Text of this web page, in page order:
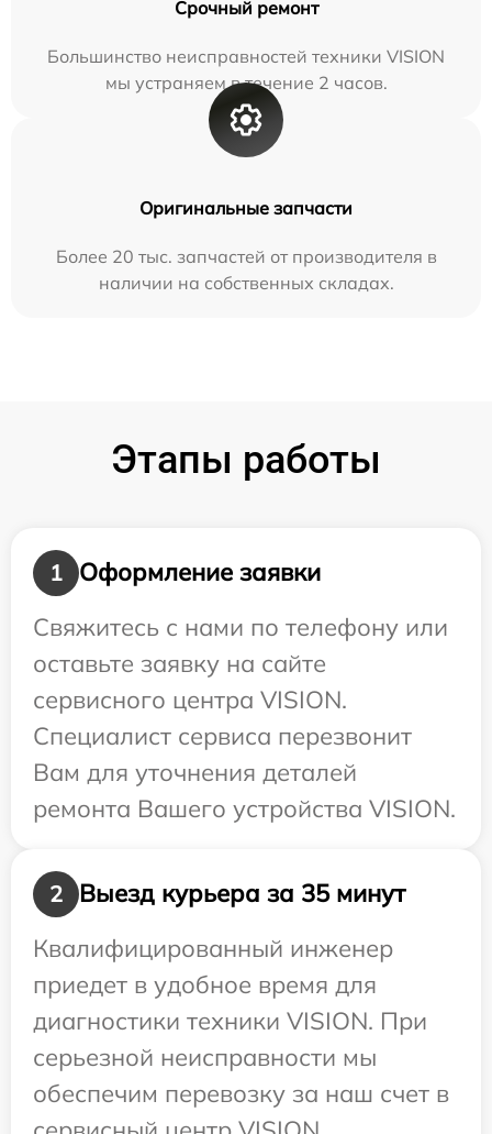
Срочный ремонт
Большинство неисправностей техники VISION
мы устраняем в течение 2 часов.
Оригинальные запчасти
Более 20 тыс. запчастей от производителя в
наличии на собственных складах.
Этапы работы
1
Оформление заявки
Свяжитесь с нами по телефону или
оставьте заявку на сайте
сервисного центра VISION.
Специалист сервиса перезвонит
Вам для уточнения деталей
ремонта Вашего устройства VISION.
2
Выезд курьера за 35 минут
Квалифицированный инженер
приедет в удобное время для
диагностики техники VISION. При
серьезной неисправности мы
обеспечим перевозку за наш счет в